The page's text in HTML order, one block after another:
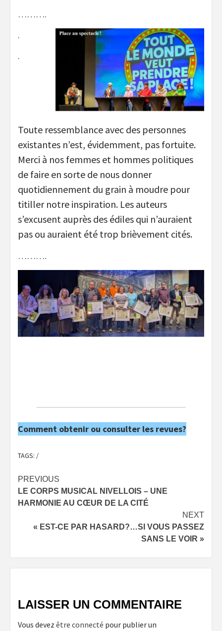
……….
.
.
Toute ressemblance avec des personnes
existantes n’est, évidemment, pas fortuite.
Merci à nos femmes et hommes politiques
de faire en sorte de nous donner
quotidiennement du grain à moudre pour
titiller notre inspiration. Les auteurs
s’excusent auprès des édiles qui n’auraient
pas ou auraient été trop brièvement cités.
……….
Comment obtenir ou consulter les revues?
TAGS: /
Post
navigation
PREVIOUS
LE CORPS MUSICAL NIVELLOIS – UNE
HARMONIE AU CŒUR DE LA CITÉ
NEXT
« EST-CE PAR HASARD?…SI VOUS PASSEZ
SANS LE VOIR »
LAISSER UN COMMENTAIRE
Vous devez être connecté pour publier un